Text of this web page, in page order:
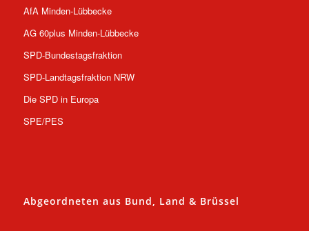
AfA Minden-Lübbecke
AG 60plus Minden-Lübbecke
SPD-Bundestagsfraktion
SPD-Landtagsfraktion NRW
Die SPD in Europa
SPE/PES
Abgeordneten aus Bund, Land & Brüssel